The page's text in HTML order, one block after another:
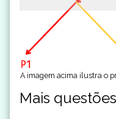
A imagem acima ilustra o
Mais questões